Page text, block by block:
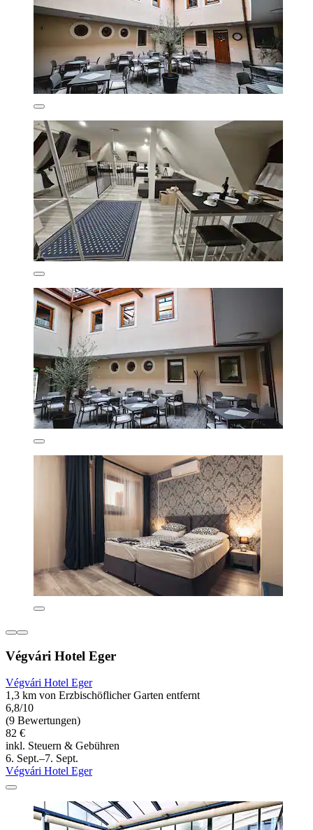
Végvári Hotel Eger
Végvári Hotel Eger
1,3 km von Erzbischöflicher Garten entfernt
6,8/10
(9 Bewertungen)
82 €
inkl. Steuern & Gebühren
6. Sept.–7. Sept.
Végvári Hotel Eger